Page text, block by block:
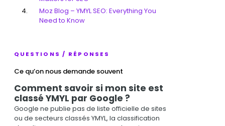
Moz Blog – YMYL SEO: Everything You
Need to Know
QUESTIONS / RÉPONSES
Ce qu’on nous demande souvent
Comment savoir si mon site est
classé YMYL par Google ?
Google ne publie pas de liste officielle de sites
ou de secteurs classés YMYL, la classification